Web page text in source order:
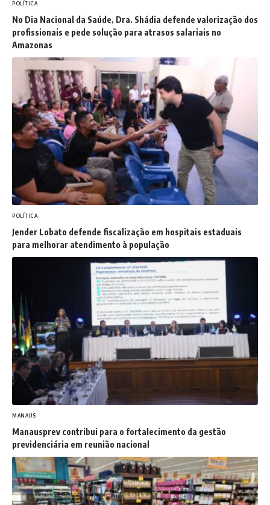
POLÍTICA
No Dia Nacional da Saúde, Dra. Shádia defende valorização dos
profissionais e pede solução para atrasos salariais no
Amazonas
POLÍTICA
Jender Lobato defende fiscalização em hospitais estaduais
para melhorar atendimento à população
MANAUS
Manausprev contribui para o fortalecimento da gestão
previdenciária em reunião nacional